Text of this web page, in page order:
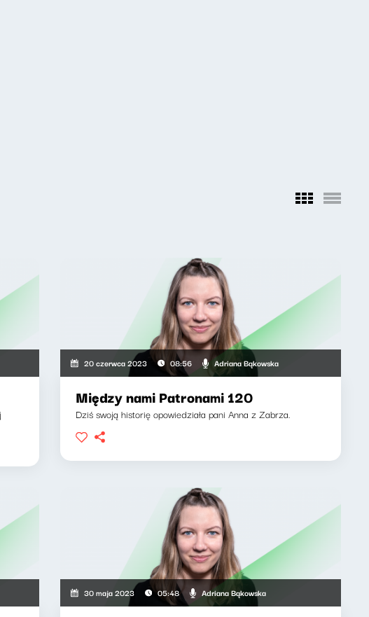
20 czerwca 2023 08:56 Adriana Bąkowska
Między nami Patronami 120
Dziś swoją historię opowiedziała pani Anna z Zabrza.
30 maja 2023 05:48 Adriana Bąkowska